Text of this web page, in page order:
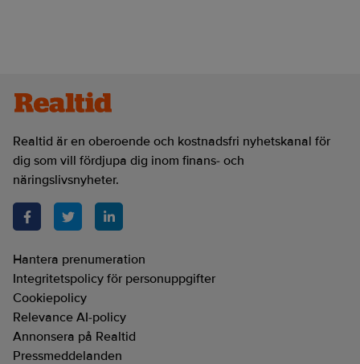
Realtid är en oberoende och kostnadsfri nyhetskanal för
dig som vill fördjupa dig inom finans- och
näringslivsnyheter.
Hantera prenumeration
Integritetspolicy för personuppgifter
Cookiepolicy
Relevance AI-policy
Annonsera på Realtid
Pressmeddelanden